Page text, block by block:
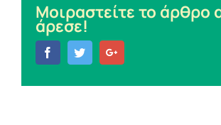
Μοιραστείτε το άρθρο
άρεσε!
FacebookTwitter